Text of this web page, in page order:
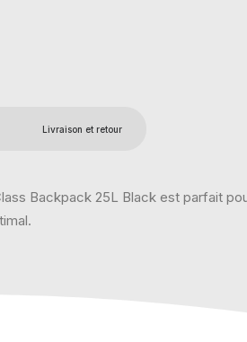
Livraison et retour
Backpack 25L Black est parfait